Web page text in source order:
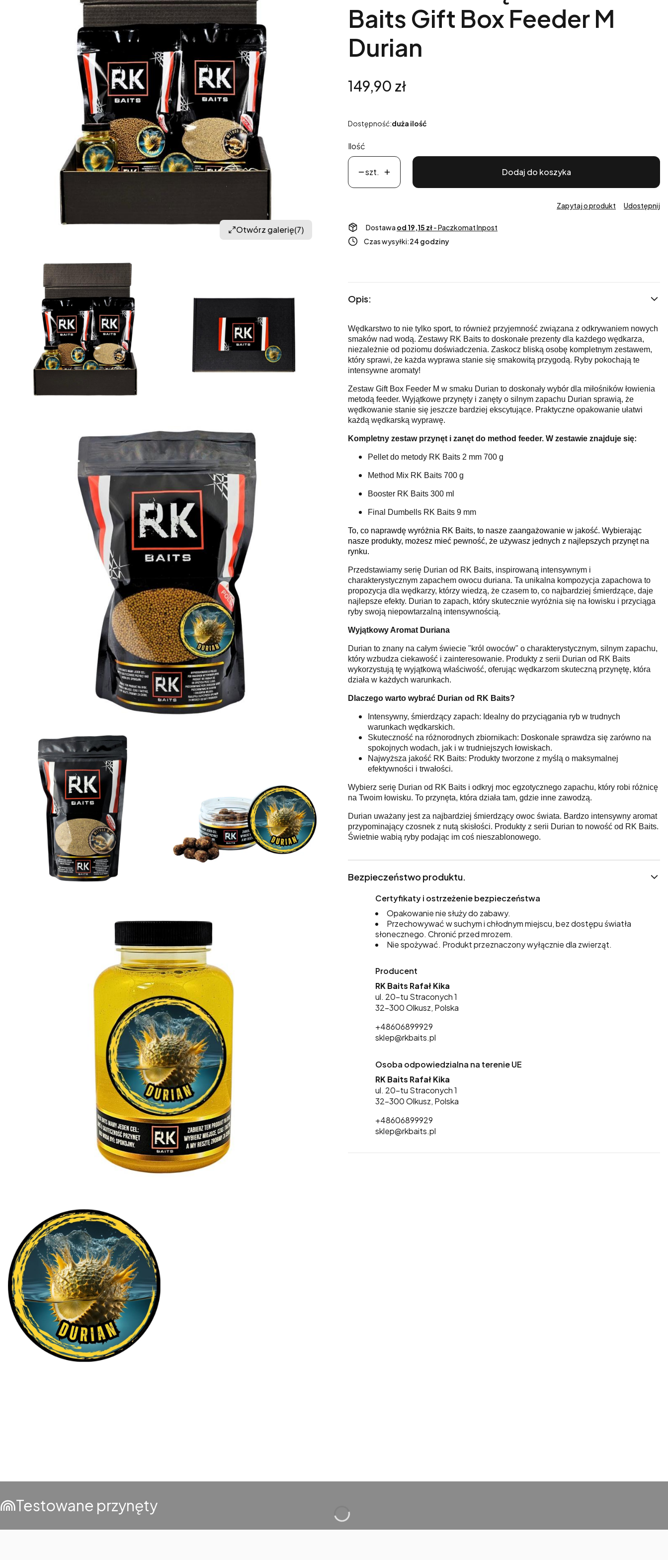
Otwórz galerię(7)
Baits Gift Box Feeder M
Durian
Cena
149,90 zł
Dostępność:duża ilość
Ilość
szt. Dodaj do koszyka
Zapytaj o produkt Udostępnij
Dostawa od 19,15 zł- Paczkomat Inpost
Czas wysyłki:24 godziny
Opis:
Wędkarstwo to nie tylko sport, to również przyjemność związana z odkrywaniem nowych
smaków nad wodą. Zestawy RK Baits to doskonałe prezenty dla każdego wędkarza,
niezależnie od poziomu doświadczenia. Zaskocz bliską osobę kompletnym zestawem,
który sprawi, że każda wyprawa stanie się smakowitą przygodą. Ryby pokochają te
intensywne aromaty!
Zestaw Gift Box Feeder M w smaku Durian to doskonały wybór dla miłośników łowienia
metodą feeder. Wyjątkowe przynęty i zanęty o silnym zapachu Durian sprawią, że
wędkowanie stanie się jeszcze bardziej ekscytujące. Praktyczne opakowanie ułatwi
każdą wędkarską wyprawę.
Kompletny zestaw przynęt i zanęt do method feeder. W zestawie znajduje się:
Pellet do metody RK Baits 2 mm 700 g
Method Mix RK Baits 700 g
Booster RK Baits 300 ml
Final Dumbells RK Baits 9 mm
To, co naprawdę wyróżnia RK Baits, to nasze zaangażowanie w jakość. Wybierając
nasze produkty, możesz mieć pewność, że używasz jednych z najlepszych przynęt na
rynku.
Przedstawiamy serię Durian od RK Baits, inspirowaną intensywnym i
charakterystycznym zapachem owocu duriana. Ta unikalna kompozycja zapachowa to
propozycja dla wędkarzy, którzy wiedzą, że czasem to, co najbardziej śmierdzące, daje
najlepsze efekty. Durian to zapach, który skutecznie wyróżnia się na łowisku i przyciąga
ryby swoją niepowtarzalną intensywnością.
Wyjątkowy Aromat Duriana
Durian to znany na całym świecie "król owoców" o charakterystycznym, silnym zapachu,
który wzbudza ciekawość i zainteresowanie. Produkty z serii Durian od RK Baits
wykorzystują tę wyjątkową właściwość, oferując wędkarzom skuteczną przynętę, która
działa w każdych warunkach.
Dlaczego warto wybrać Durian od RK Baits?
Intensywny, śmierdzący zapach: Idealny do przyciągania ryb w trudnych
warunkach wędkarskich.
Skuteczność na różnorodnych zbiornikach: Doskonale sprawdza się zarówno na
spokojnych wodach, jak i w trudniejszych łowiskach.
Najwyższa jakość RK Baits: Produkty tworzone z myślą o maksymalnej
efektywności i trwałości.
Wybierz serię Durian od RK Baits i odkryj moc egzotycznego zapachu, który robi różnicę
na Twoim łowisku. To przynęta, która działa tam, gdzie inne zawodzą.
Durian uważany jest za najbardziej śmierdzący owoc świata. Bardzo intensywny aromat
przypominający czosnek z nutą skisłości. Produkty z serii Durian to nowość od RK Baits.
Świetnie wabią ryby podając im coś nieszablonowego.
Bezpieczeństwo produktu.
Certyfikaty i ostrzeżenie bezpieczeństwa
Opakowanie nie służy do zabawy.
Przechowywać w suchym i chłodnym miejscu, bez dostępu światła
słonecznego. Chronić przed mrozem.
Nie spożywać. Produkt przeznaczony wyłącznie dla zwierząt.
Producent
RK Baits Rafał Kika
ul. 20-tu Straconych 1
32-300 Olkusz, Polska
+48606899929
sklep@rkbaits.pl
Osoba odpowiedzialna na terenie UE
RK Baits Rafał Kika
ul. 20-tu Straconych 1
32-300 Olkusz, Polska
+48606899929
sklep@rkbaits.pl
Testowane przynęty